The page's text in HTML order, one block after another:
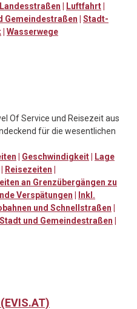
Luftfahrt
Gemeindestraßen
Stadt-
Wasserwege
Of Service und Reisezeit aus
für die wesentlichen
Geschwindigkeit
Lage
Reisezeiten
an Grenzübergängen zu
Verspätungen
Inkl.
und Schnellstraßen
Stadt und Gemeindestraßen